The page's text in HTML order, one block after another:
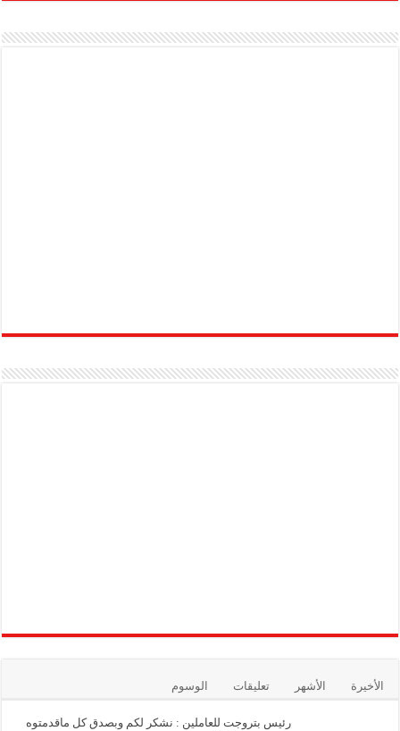
الأخيرة الأشهر تعليقات الوسوم
رئيس بتروجت للعاملين : نشكر لكم وبصدق كل ماقدمتوه